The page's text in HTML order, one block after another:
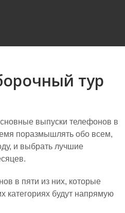
тур
выпуски телефонов в
поразмышлять обо всем,
и выбрать лучшие
в пяти из них, которые
категориях будут напрямую